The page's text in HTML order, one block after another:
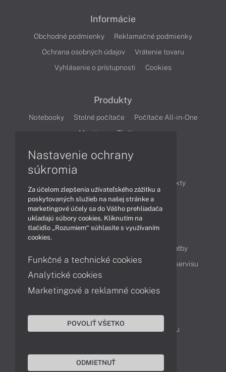
Informácie
Obchodné podmienky
Reklamačné podmienky
Ochrana osobných údajov
Vrátenie tovaru
Vyhlásenie o prístupnosti
Cookies
Produkty
Notebooky Stolné počítače
Počítače All-in-One
Monitory
Tlačiarne
Produkty
Technológie
Videá
Obsah
Možnosti doručenia a platby
Podpora a servis
Servisné služby Cenník servisu
Kontakty
043 4224 771
Obchodné oddelenie
Reklamácia tovaru
Nastavenie ochrany
súkromia
Za účelom zlepšenia užívateľského zážitku a
poskytovaných služieb na našej stránke a
marketingové účely sa do Vášho prehliadača
ukladajú súbory cookies. Kliknutím na
tlačidlo „Rozumiem“ súhlasíte s využívaním
cookies.
Funkčné a technické cookies
Analytické cookies
Marketingové a reklamné cookies
POVOLIŤ VŠETKO
ODMIETNUŤ